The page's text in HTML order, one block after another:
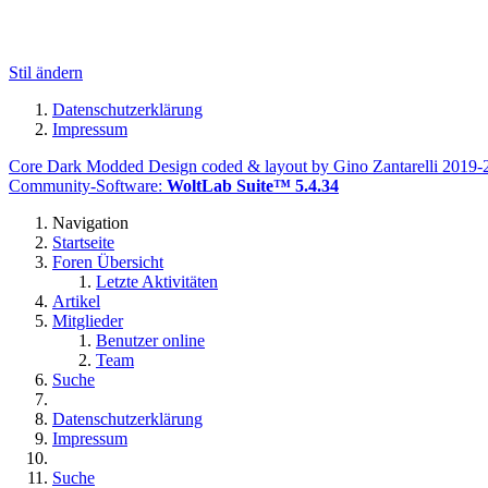
Stil ändern
Datenschutzerklärung
Impressum
Core Dark Modded Design coded & layout by Gino Zantarelli
Community-Software: WoltLab Suite™ 5.4.34
Navigation
Startseite
Foren Übersicht
Letzte Aktivitäten
Artikel
Mitglieder
Benutzer online
Team
Suche
Datenschutzerklärung
Impressum
Suche